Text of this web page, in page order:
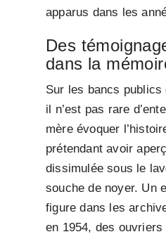
apparus dans les
Des
dans la
Sur les bancs publics
il n’est pas rare
mère évoquer
prétendant avoir
dissimulée sous le
souche de noyer. Un
figure dans les
en 1954, des